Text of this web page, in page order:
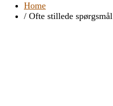
Home
/ Ofte stillede spørgsmål